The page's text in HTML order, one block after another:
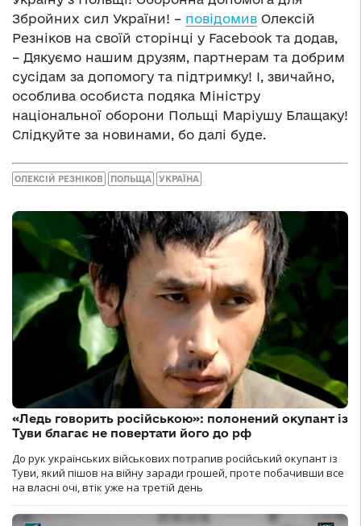
Збройних сил України! – повідомив Олексій
Резніков на своїй сторінці у Facebook та додав,
– Дякуємо нашим друзям, партнерам та добрим
сусідам за допомогу та підтримку! І, звичайно,
особлива особиста подяка Міністру
національної оборони Польщі Маріушу Блащаку!
Слідкуйте за новинами, бо далі буде.
ОЛЕКСІЙ РЕЗНІКОВ ПОЛЬЩА УКРАЇНА
«Ледь говорить російською»: полонений окупант із
Туви благає не повертати його до рф
До рук українських військових потрапив російський окупант із
Туви, який пішов на війну заради грошей, проте побачивши все
на власні очі, втік уже на третій день